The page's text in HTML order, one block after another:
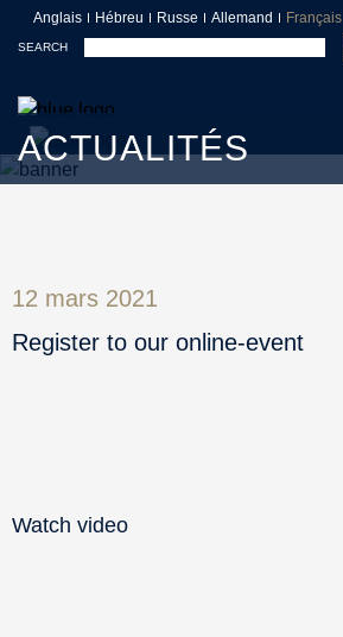
Anglais Hébreu Russe Allemand Français
SEARCH
ACTUALITÉS
12 mars 2021
Register to our online-event
Watch video